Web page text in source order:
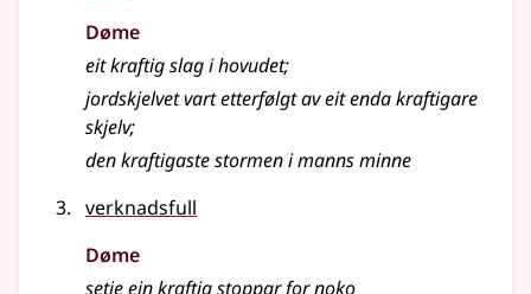
Døme
eit kraftig slag i hovudet;
jordskjelvet vart etterfølgt av eit enda kraftigare
skjelv;
den kraftigaste stormen i manns minne
verknadsfull
Døme
setje ein kraftig stoppar for noko